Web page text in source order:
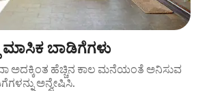
ಮಾಸಿಕ ಬಾಡಿಗೆಗಳು
ಅದಕ್ಕಿಂತ ಹೆಚ್ಚಿನ ಕಾಲ ಮನೆಯಂತೆ ಅನಿಸುವ
ಅನ್ವೇಷಿಸಿ.